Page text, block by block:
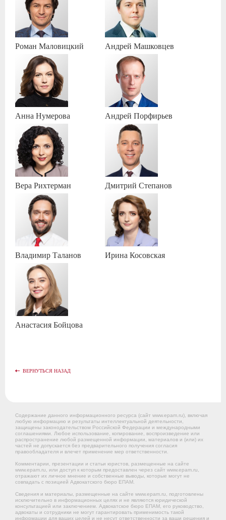
Роман Маловицкий Андрей Машковцев
Анна Нумерова Андрей Порфирьев
Вера Рихтерман Дмитрий Степанов
ВладимирТаланов Ирина Косовская
АнастасияБойцова
ВЕРНУТЬСЯ НАЗАД
Содержание данного информационного ресурса (сайт www.epam.ru), включая
любую информацию и результаты интеллектуальной деятельности,
защищены законодательством Российской Федерации и международными
соглашениями. Любое использование, копирование, воспроизведение или
распространение любой размещенной информации, материалов и (или) их
частей не допускается без предварительного получения согласия
правообладателя и влечет применение мер ответственности.
Комментарии, презентации и статьи юристов, размещенные на сайте
www.epam.ru, или доступ к которым предоставлен через сайт www.epam.ru,
отражают их личное мнение и собственные выводы, которые могут не
совпадать с позицией Адвокатского бюро ЕПАМ.
Сведения и материалы, размещенные на сайте www.epam.ru, подготовлены
исключительно в информационных целях и не являются юридической
консультацией или заключением. Адвокатское бюро ЕПАМ, его руководство,
адвокаты и сотрудники не могут гарантировать применимость такой
информации для ваших целей и не несут ответственности за ваши решения и